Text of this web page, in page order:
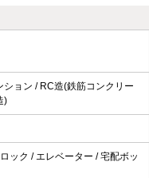
ション / RC造(鉄筋コンクリー
)
ック / エレベーター / 宅配ボッ